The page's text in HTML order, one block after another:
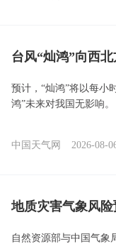
台风“灿鸿”向西
预计，“灿鸿”将以每小
鸿”未来对我国无影响。
中国天气网 2026-08-
地质灾害气象风
自然资源部与中国气象